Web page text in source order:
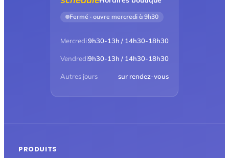
Fermé · ouvre mercredi à 9h30
Mercredi9h30-13h / 14h30-18h30
Vendredi9h30-13h / 14h30-18h30
Autres jours sur rendez-vous
PRODUITS